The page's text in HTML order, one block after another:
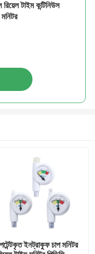
টাইম কন্টিনিউস
ইনট্রাকুফ চাপ মনিটর